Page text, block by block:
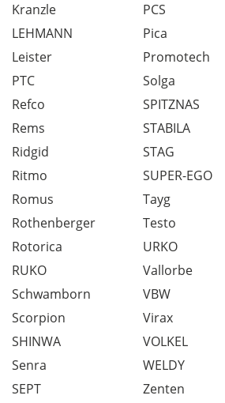
Kranzle
LEHMANN
Leister
PCS
Pica
Promotech
PTC
Refco
Rems
Ridgid
Ritmo
Romus
Rothenberger
Rotorica
RUKO
Schwamborn
Scorpion
SHINWA
Senra
SEPT
Solga
SPITZNAS
STABILA
STAG
SUPER-EGO
Tayg
Testo
URKO
Vallorbe
VBW
Virax
VOLKEL
WELDY
Zenten